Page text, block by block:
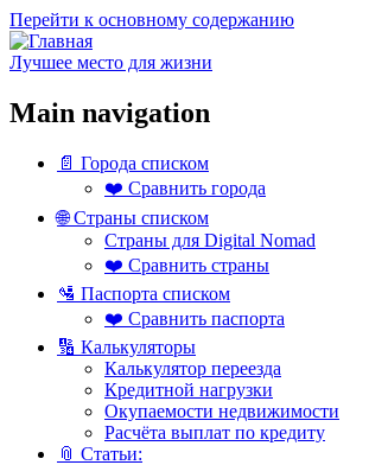
Перейти к основному содержанию
Лучшее место для жизни
Main navigation
📄 Города списком
❤️ Сравнить города
🌐 Страны списком
Страны для Digital Nomad
❤️ Сравнить страны
🛂 Паспорта списком
❤️ Сравнить паспорта
🔢 Калькуляторы
Калькулятор переезда
Кредитной нагрузки
Окупаемости недвижимости
Расчёта выплат по кредиту
📎 Статьи: